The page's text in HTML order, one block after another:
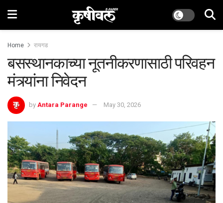
Home रायगड
बसस्थानकाच्या नूतनीकरणासाठी परिवहन
मंत्र्यांना निवेदन
by Antara Parange May 30, 2026